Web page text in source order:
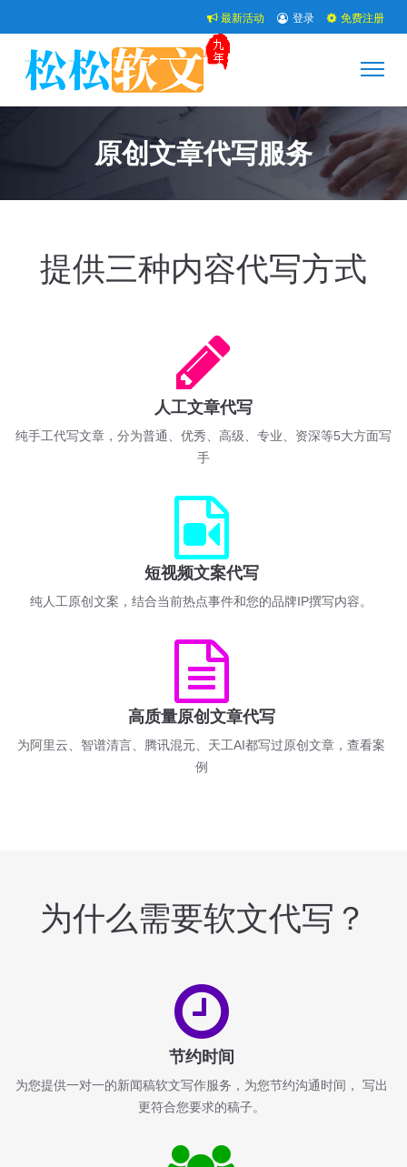
最新活动 登录 免费注册
原创文章代写服务
提供三种内容代写方式
人工文章代写
纯手工代写文章，分为普通、优秀、高级、专业、资深等5大方面写
手
短视频文案代写
纯人工原创文案，结合当前热点事件和您的品牌IP撰写内容。
高质量原创文章代写
为阿里云、智谱清言、腾讯混元、天工AI都写过原创文章，查看案
例
为什么需要软文代写？
节约时间
为您提供一对一的新闻稿软文写作服务，为您节约沟通时间， 写出
更符合您要求的稿子。